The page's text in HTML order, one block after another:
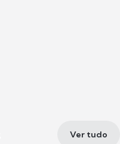
Ver tudo